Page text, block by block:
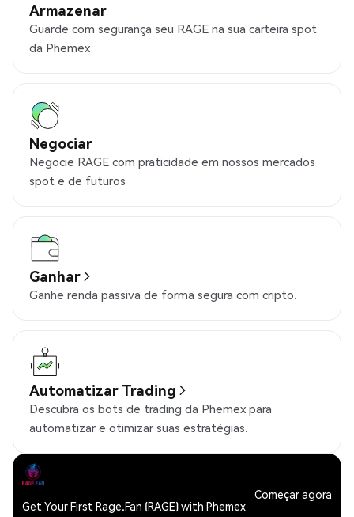
Armazenar
Guarde com segurança seu RAGE na sua carteira spot
da Phemex
Negociar
Negocie RAGE com praticidade em nossos mercados
spot e de futuros
Ganhar
Ganhe renda passiva de forma segura com cripto.
Automatizar Trading
Descubra os bots de trading da Phemex para
automatizar e otimizar suas estratégias.
Get Your First Rage.Fan (RAGE) with Phemex
Começar agora